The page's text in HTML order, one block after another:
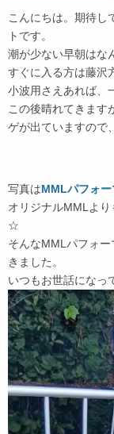
こんにちは。期待し
トです。
潮が少ない早朝はな
すぐに入る方は藤沢
小波用さえあれば、
この後晴れてきます
ゲが出ていますので
写真はMMLパフォー
オリジナルMMLよ
☆
そんなMMLパフォ
きました。
いつもお世話になっ